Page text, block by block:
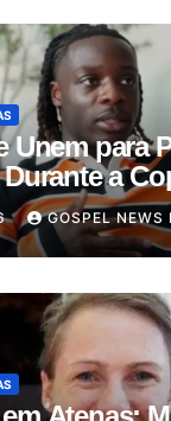
Unem para
a
GOSPEL NEWS